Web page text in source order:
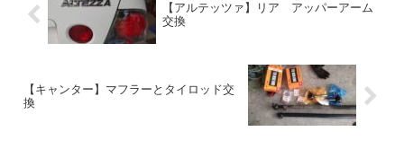
【アルテッツァ】リア アッパーアーム
交換
【キャンター】マフラーとタイロッド交
換